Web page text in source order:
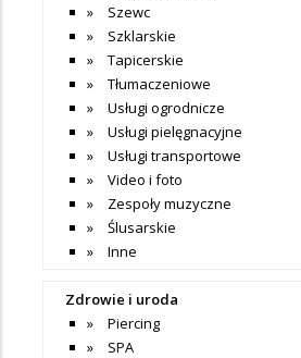
Szewc
Szklarskie
Tapicerskie
Tłumaczeniowe
Usługi ogrodnicze
Usługi pielęgnacyjne
Usługi transportowe
Video i foto
Zespoły muzyczne
Ślusarskie
Inne
Zdrowie i uroda
Piercing
SPA